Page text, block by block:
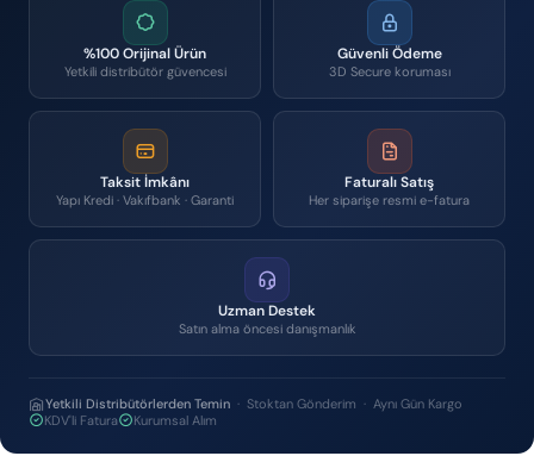
%100 Orijinal Ürün
Yetkili distribütör güvencesi
Güvenli Ödeme
3D Secure koruması
Taksit İmkânı
Yapı Kredi · Vakıfbank · Garanti
Faturalı Satış
Her siparişe resmi e-fatura
Uzman Destek
Satın alma öncesi danışmanlık
Yetkili Distribütörlerden Temin · Stoktan Gönderim · Aynı Gün Kargo
KDV'li Fatura
Kurumsal Alım